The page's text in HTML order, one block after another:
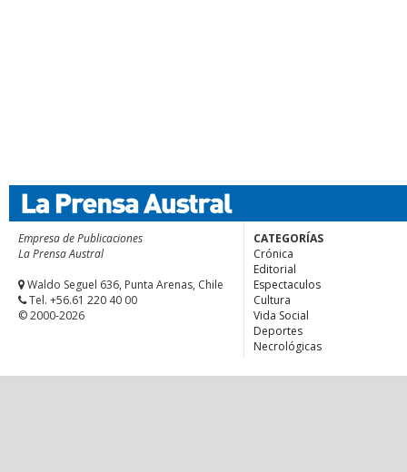
Empresa de Publicaciones
La Prensa Austral
Waldo Seguel 636, Punta Arenas, Chile
Tel. +56.61 220 40 00
© 2000-2026
CATEGORÍAS
Crónica
Editorial
Espectaculos
Cultura
Vida Social
Deportes
Necrológicas